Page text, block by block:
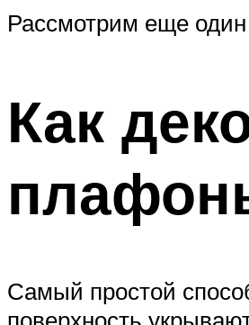
Рассмотрим еще
Как
Самый простой